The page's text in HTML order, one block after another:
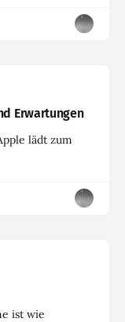
Erwartungen
lädt zum
ist wie